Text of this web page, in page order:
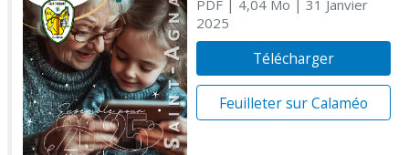
PDF| 4,04 Mo | 31 Janvier
2025
Télécharger
Feuilleter sur Calaméo